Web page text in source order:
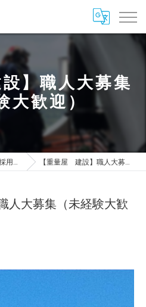
】職人大募集
大歓迎）
用ブログ 【重量屋 建設】職人大募集（未経験大歓迎）
人大募集（未経験大歓